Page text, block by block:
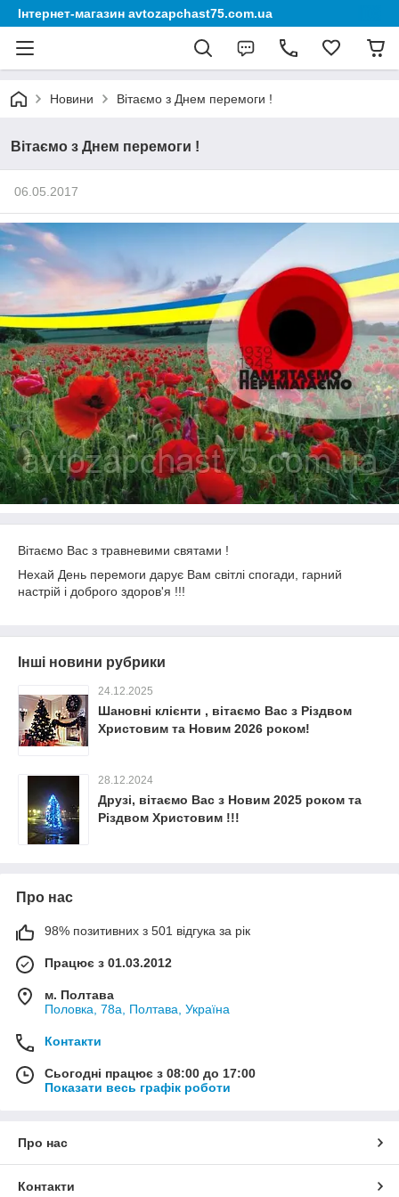
Інтернет-магазин avtozapchast75.com.ua
Новини Вітаємо з Днем перемоги !
Вітаємо з Днем перемоги !
06.05.2017
Вітаємо Вас з травневими святами !
Нехай День перемоги дарує Вам світлі спогади, гарний
настрій і доброго здоров'я !!!
Інші новини рубрики
24.12.2025
Шановні клієнти , вітаємо Вас з Різдвом
Христовим та Новим 2026 роком!
28.12.2024
Друзі, вітаємо Вас з Новим 2025 роком та
Різдвом Христовим !!!
Про нас
98% позитивних з 501 відгука за рік
Працює з 01.03.2012
м. Полтава
Половка, 78а, Полтава, Україна
Контакти
Сьогодні працює з 08:00 до 17:00
Показати весь графік роботи
Про нас
Контакти